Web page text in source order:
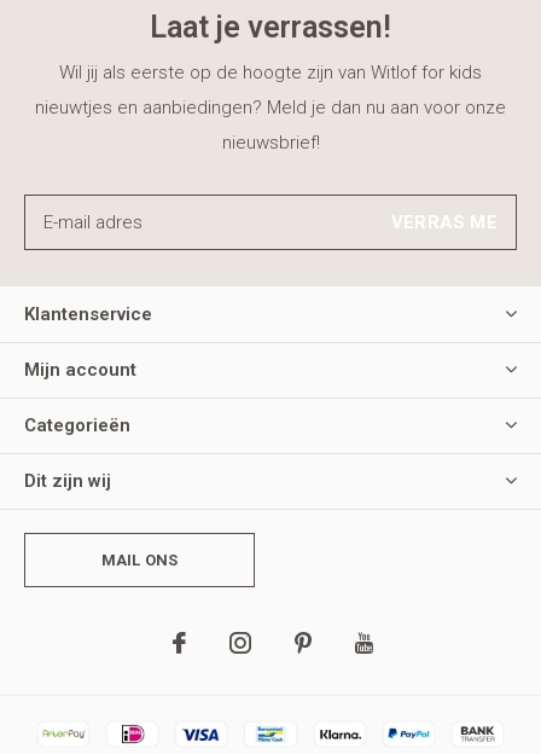
Laat je verrassen!
Wil jij als eerste op de hoogte zijn van Witlof for kids
nieuwtjes en aanbiedingen? Meld je dan nu aan voor onze
nieuwsbrief!
VERRAS ME
Klantenservice
Mijn account
Categorieën
Dit zijn wij
MAIL ONS